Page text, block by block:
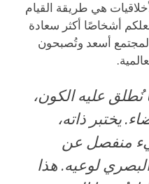
هي طريقة القيام
أشخاصًا أكثر سعادة
أسعد وتُصبحون
عليه الكون،
يختبر ذاته،
منفصل عن
لوعيه. هذا